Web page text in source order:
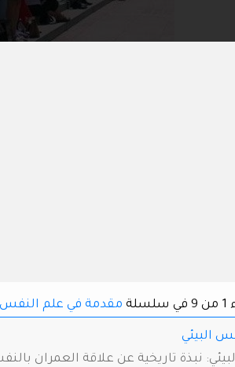
مقدمة في علم النفس
البيئي
نبذة تاريخية عن علاقة العمران